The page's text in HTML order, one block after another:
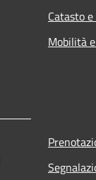
Catasto
Mobilità